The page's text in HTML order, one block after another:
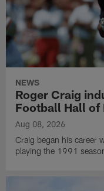
NEWS
Roger Craig
Football Hall of
Aug 08, 2026
Craig began his career
playing the 1991